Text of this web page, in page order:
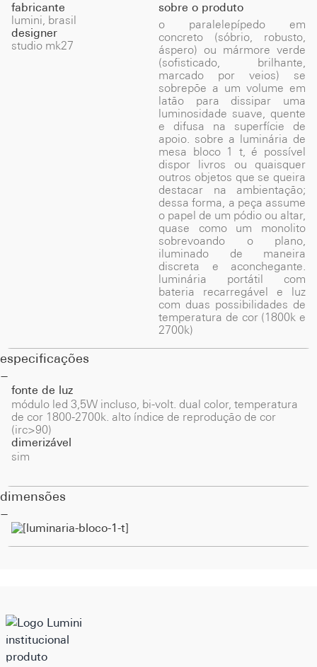
fabricante
lumini, brasil
designer
studio mk27
sobre o produto
o paralelepípedo em
concreto (sóbrio, robusto,
áspero) ou mármore verde
(sofisticado, brilhante,
marcado por veios) se
sobrepõe a um volume em
latão para dissipar uma
luminosidade suave, quente
e difusa na superfície de
apoio. sobre a luminária de
mesa bloco 1 t, é possível
dispor livros ou quaisquer
outros objetos que se queira
destacar na ambientação;
dessa forma, a peça assume
o papel de um pódio ou altar,
quase como um monolito
sobrevoando o plano,
iluminado de maneira
discreta e aconchegante.
luminária portátil com
bateria recarregável e luz
com duas possibilidades de
temperatura de cor (1800k e
2700k)
especificações
fonte de luz
módulo led 3,5W incluso, bi-volt. dual color, temperatura
de cor 1800-2700k. alto índice de reprodução de cor
(irc>90)
dimerizável
sim
dimensões
institucional
produto